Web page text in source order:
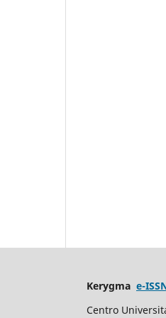
Kerygma e-
Centro